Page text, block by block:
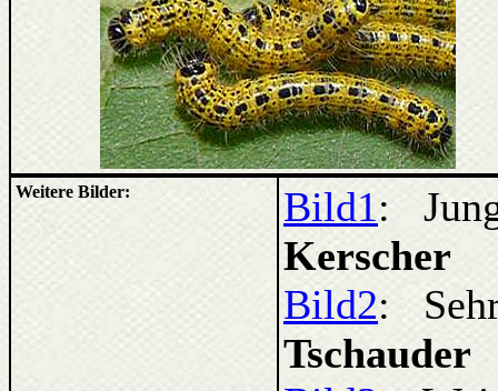
Weitere Bilder: Bild1:
Kerscher
Bild2:
Tschauder